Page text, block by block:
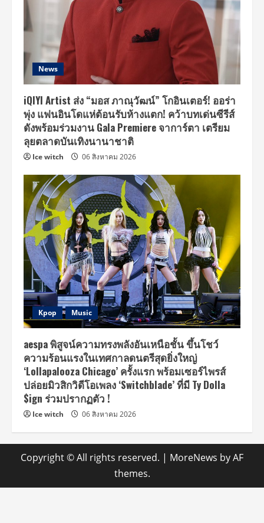
News
iQIYI Artist ส่ง “มอส ภาณุวัฒน์” โกอินเตอร์! ออร่า
พุ่ง แฟนอินโดแห่ต้อนรับห้างแตก! คว้าบทเด่นซีรีส์
ดังพร้อมร่วมงาน Gala Premiere จาการ์ตา เตรียม
ลุยตลาดบันเทิงนานาชาติ
Ice witch 06 สิงหาคม 2026
Kpop Music
aespa พิสูจน์ความทรงพลังอันเหนือชั้น ขึ้นโชว์
ความร้อนแรงในเทศกาลดนตรีสุดยิ่งใหญ่
‘Lollapalooza Chicago’ ครั้งแรก พร้อมเซอร์ไพรส์
ปล่อยมิวสิกวิดีโอเพลง ‘Switchblade’ ที่มี Ty Dolla
$ign ร่วมปรากฏตัว !
Ice witch 06 สิงหาคม 2026
Copyright © All rights reserved. | MoreNews by AF
themes.